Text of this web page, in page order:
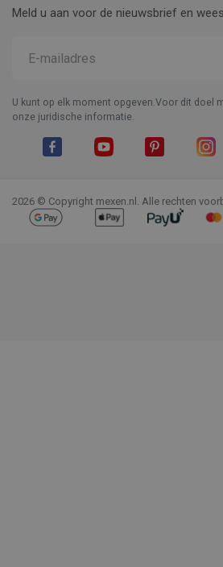
Meld u aan voor de nieuwsbrief en
U kunt op elk moment opgeven.Voor dit doel
onze juridische informatie.
2026 © Copyright mexen.nl. Alle rechten